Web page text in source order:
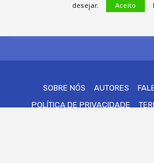
SOBRE NÓS AUTORES
POLÍTICA DE PRIVACIDADE
desejar.
Aceito